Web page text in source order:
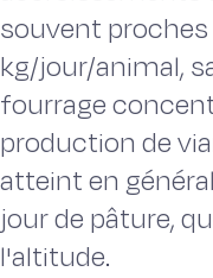
souvent proches
kg/jour/animal,
fourrage
production de
atteint en
jour de pâture,
l'altitude.